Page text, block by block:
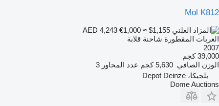
Mol K812
€1,000 ≈ $1,155
العربات المقطورة شاحنة قلابة
2007
39,000 كجم
الوزن الصافي 5,630 كجم عدد المحاور 3
بلجيكا، Depot Deinze
Dome Auctions